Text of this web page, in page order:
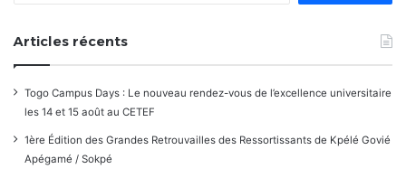
Articles récents
Togo Campus Days : Le nouveau rendez-vous de l’excellence universitaire
les 14 et 15 août au CETEF
1ère Édition des Grandes Retrouvailles des Ressortissants de Kpélé Govié
Apégamé / Sokpé